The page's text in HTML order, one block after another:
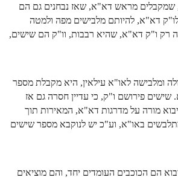
שמקבלים מראש דא"א, שאז נבחנים גם הם
דא"א, להיותם מלבישים מפה ולמטה
רק ו"ק דא"א, שהיא רבבות, וו"ק הם שישים,
ומלבישה לאו"א עילאין, היא מקבלת מספר
פירושם ו"ק, כי עדיין חסרה גם אז
מורה על מדרגות דא"א, המאירות תוך
באו"א, וע"כ יש לנוקבא מספר שישים
הם הכוכבים העומדים יחד, והם מוציאים